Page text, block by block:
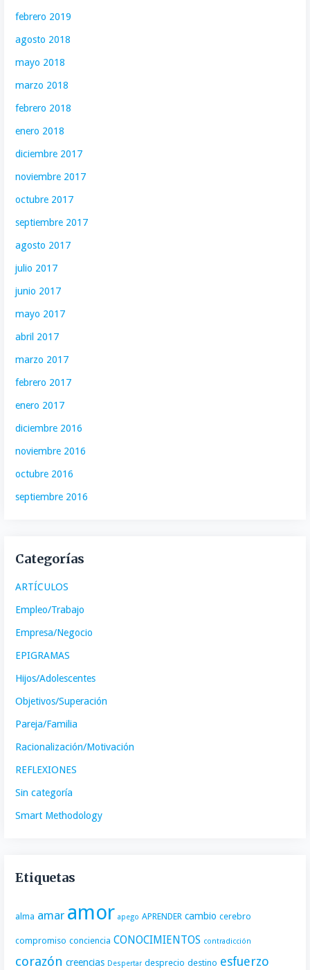
febrero 2019
agosto 2018
mayo 2018
marzo 2018
febrero 2018
enero 2018
diciembre 2017
noviembre 2017
octubre 2017
septiembre 2017
agosto 2017
julio 2017
junio 2017
mayo 2017
abril 2017
marzo 2017
febrero 2017
enero 2017
diciembre 2016
noviembre 2016
octubre 2016
septiembre 2016
Categorías
ARTÍCULOS
Empleo/Trabajo
Empresa/Negocio
EPIGRAMAS
Hijos/Adolescentes
Objetivos/Superación
Pareja/Familia
Racionalización/Motivación
REFLEXIONES
Sin categoría
Smart Methodology
Etiquetas
alma amar amor apego APRENDER cambio cerebro
compromiso conciencia CONOCIMIENTOS contradicción
corazón creencias Despertar desprecio destino esfuerzo